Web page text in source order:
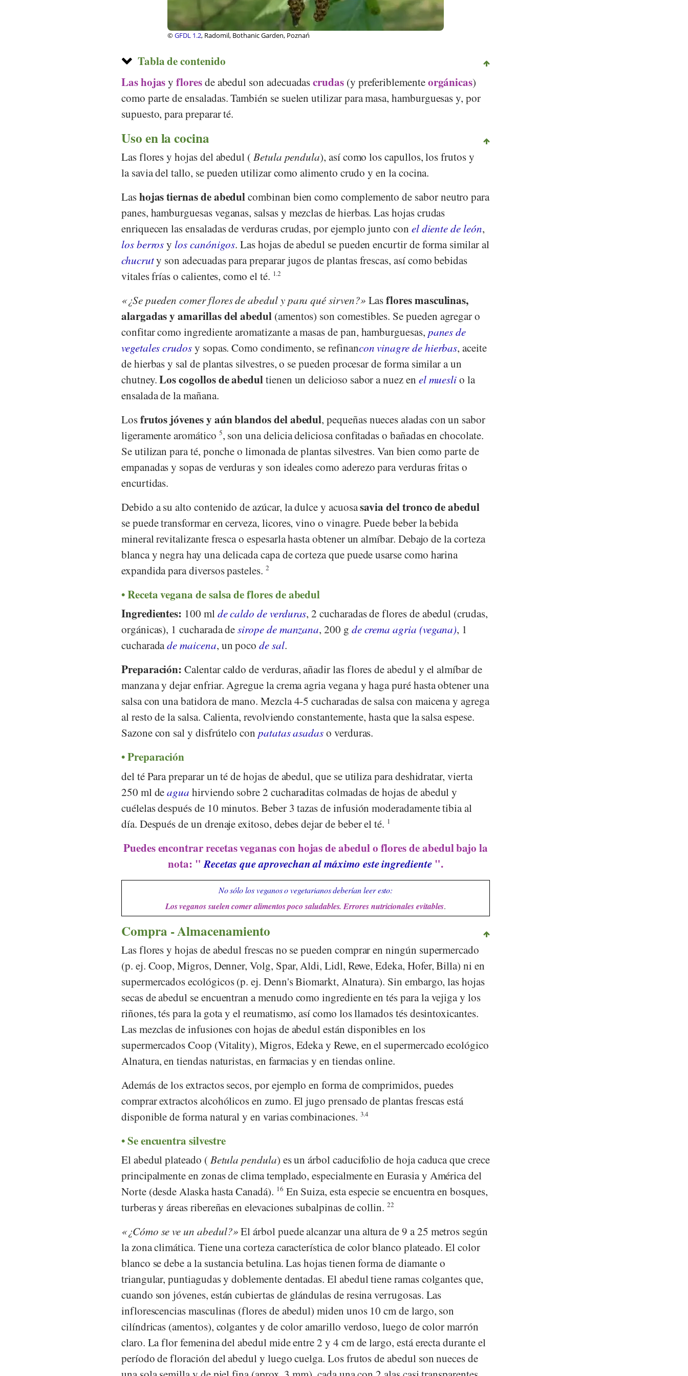
© Public Domain, Prof. Dr. Otto Wilhelm Thomé, Buch: Flora von Deutschland, Österreich
Tabla de contenido
Las hojasyfloresde abedul son adecuadascrudas(y preferiblementeorgánicas)
como parte de ensaladas. También se suelen utilizar para masa, hamburguesas y, por
supuesto, para preparar té.
Uso en la cocina
Las flores y hojas del abedul (Betula pendula), así como los capullos, los frutos y
la savia del tallo, se pueden utilizar como alimento crudo y en la cocina.
Lashojas tiernas de abedulcombinan bien como complemento de sabor neutro para
panes, hamburguesas veganas, salsas y mezclas de hierbas. Las hojas crudas
enriquecen las ensaladas de verduras crudas, por ejemplo junto con el diente de león,
los berrosy los canónigos. Las hojas de abedul se pueden encurtir de forma similar al
chucruty son adecuadas para preparar jugos de plantas frescas, así como bebidas
vitales frías o calientes, como el té. 1.2
¿Se pueden comer flores de abedul y para qué sirven? Lasflores masculinas,
alargadas y amarillas del abedul(amentos) son comestibles. Se pueden agregar o
confitar como ingrediente aromatizante a masas de pan, hamburguesas, panes de
vegetales crudosy sopas. Como condimento, se refinancon vinagre de hierbas, aceite
de hierbas y sal de plantas silvestres, o se pueden procesar de forma similar a un
chutney.Los cogollos de abedultienen un delicioso sabor a nuez en el mueslio la
ensalada de la mañana.
Losfrutos jóvenes y aún blandos del abedul, pequeñas nueces aladas con un sabor
ligeramente aromático 5, son una delicia deliciosa confitadas o bañadas en chocolate.
Se utilizan para té, ponche o limonada de plantas silvestres. Van bien como parte de
empanadas y sopas de verduras y son ideales como aderezo para verduras fritas o
encurtidas.
Debido a su alto contenido de azúcar, la dulce y acuosasavia del tronco de abedul
se puede transformar en cerveza, licores, vino o vinagre. Puede beber la bebida
mineral revitalizante fresca o espesarla hasta obtener un almíbar. Debajo de la corteza
blanca y negra hay una delicada capa de corteza que puede usarse como harina
expandida para diversos pasteles. 2
Receta vegana de salsa de flores de abedul
Ingredientes: 100 mlde caldo de verduras, 2 cucharadas de flores de abedul (crudas,
orgánicas), 1 cucharada desirope de manzana, 200 g de crema agria (vegana), 1
cucharadade maicena, un pocode sal.
Preparación: Calentar caldo de verduras, añadir las flores de abedul y el almíbar de
manzana y dejar enfriar. Agregue la crema agria vegana y haga puré hasta obtener una
salsa con una batidora de mano. Mezcla 4-5 cucharadas de salsa con maicena y agrega
al resto de la salsa. Calienta, revolviendo constantemente, hasta que la salsa espese.
Sazone con sal y disfrútelo con patatas asadaso verduras.
Preparación
del té Para preparar un té de hojas de abedul, que se utiliza para deshidratar, vierta
250 ml deagua hirviendo sobre 2 cucharaditas colmadas de hojas de abedul y
cuélelas después de 10 minutos. Beber 3 tazas de infusión moderadamente tibia al
día. Después de un drenaje exitoso, debes dejar de beber el té. 1
Puedes encontrar recetas veganas con hojas de abedul o flores de abedul bajo la
nota: "Recetas que aprovechan al máximo este ingrediente".
No sólo los veganos o vegetarianos deberían leer esto:
Los veganos suelen comer alimentos poco saludables. Errores nutricionales evitables.
Compra - Almacenamiento
Las flores y hojas de abedul frescas no se pueden comprar en ningún supermercado
(p. ej. Coop,Migros, Denner,Volg, Spar,Aldi, Lidl, Rewe,Edeka, Hofer,Billa) ni en
supermercados ecológicos (p. ej. Denn's Biomarkt, Alnatura). Sin embargo, las hojas
secas de abedul se encuentran a menudo como ingrediente en tés para la vejiga y los
riñones, tés para la gota y el reumatismo, así como los llamados tés desintoxicantes.
Las mezclas de infusiones con hojas de abedul están disponibles en los
supermercadosCoop (Vitality),Migros, EdekayRewe, en el supermercado ecológico
Alnatura, en tiendas naturistas, en farmacias y en tiendas online.
Además de los extractos secos, por ejemplo en forma de comprimidos, puedes
comprar extractos alcohólicos en zumo. El jugo prensado de plantas frescas está
disponible de forma natural y en varias combinaciones. 3.4
Se encuentra silvestre
El abedul plateado (Betula pendula) es un árbol caducifolio de hoja caduca que crece
principalmente en zonas de clima templado, especialmente en Eurasia y América del
Norte (desde Alaska hasta Canadá). 16 En Suiza, esta especie se encuentra en bosques,
turberas y áreas ribereñas en elevaciones subalpinas de collin. 22
¿Cómo se ve un abedul? El árbol puede alcanzar una altura de 9 a 25 metros según
la zona climática. Tiene una corteza característica de color blanco plateado. El color
blanco se debe a la sustancia betulina. Las hojas tienen forma de diamante o
triangular, puntiagudas y doblemente dentadas. El abedul tiene ramas colgantes que,
cuando son jóvenes, están cubiertas de glándulas de resina verrugosas. Las
inflorescencias masculinas (flores de abedul) miden unos 10 cm de largo, son
cilíndricas (amentos), colgantes y de color amarillo verdoso, luego de color marrón
claro. La flor femenina del abedul mide entre 2 y 4 cm de largo, está erecta durante el
período de floración del abedul y luego cuelga. Los frutos de abedul son nueces de